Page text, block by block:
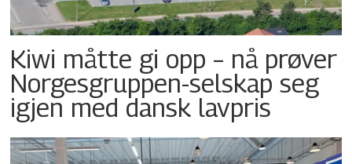
Kiwi måtte gi opp – nå prøver
Norgesgruppen-selskap seg
igjen med dansk lavpris